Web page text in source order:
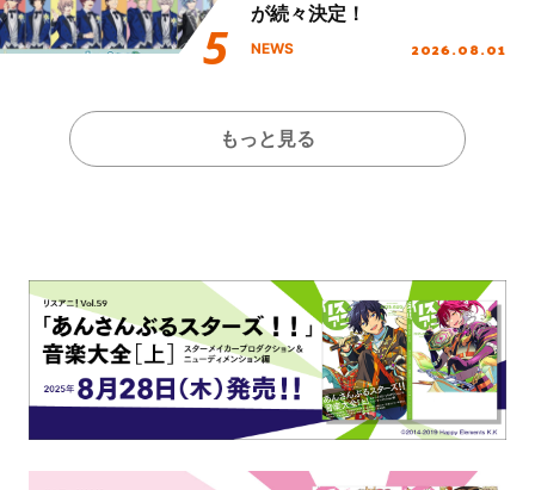
が続々決定！
NEWS 2026.08.01
もっと見る